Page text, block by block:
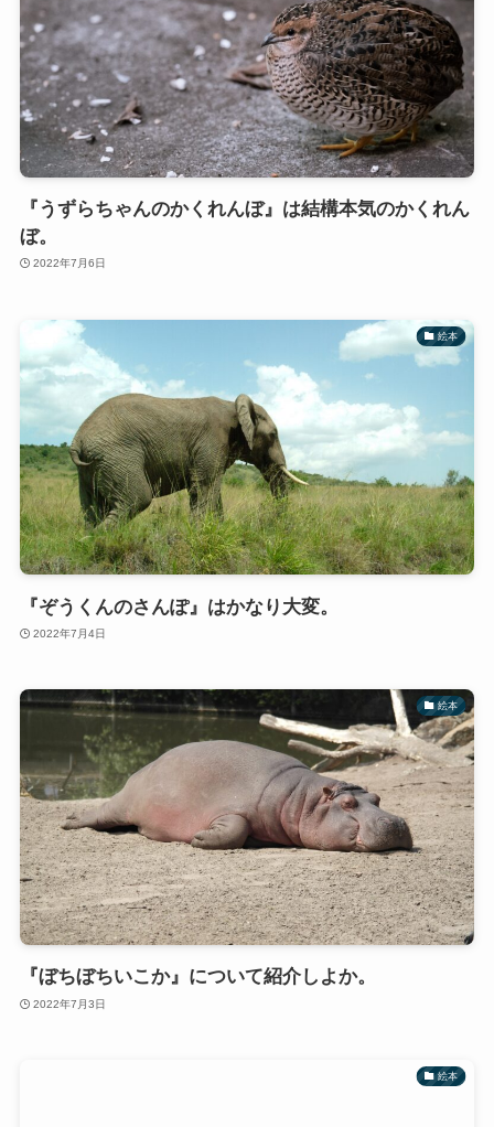
『うずらちゃんのかくれんぼ』は結構本気のかくれん
ぼ。
2022年7月6日
絵本
『ぞうくんのさんぽ』はかなり大変。
2022年7月4日
絵本
『ぼちぼちいこか』について紹介しよか。
2022年7月3日
絵本